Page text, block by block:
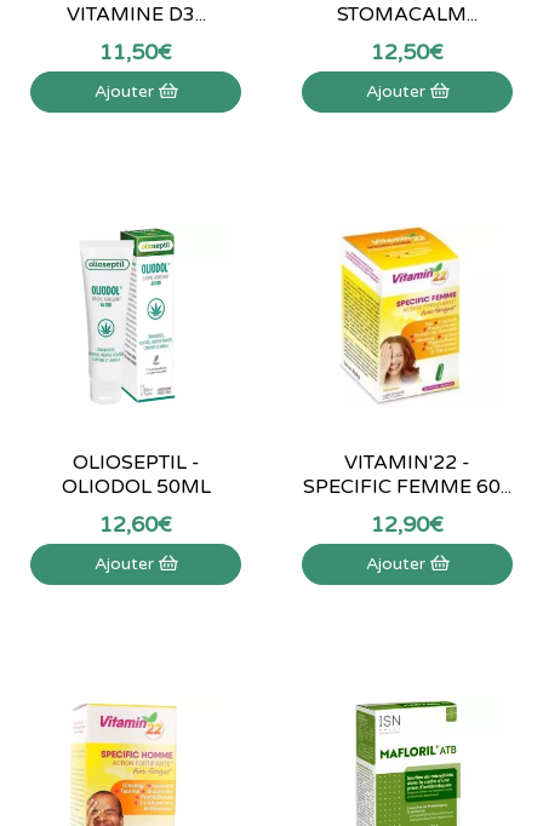
VITAMINE D3...
11,50€
Ajouter
STOMACALM...
12,50€
Ajouter
OLIOSEPTIL -
OLIODOL 50ML
12,60€
Ajouter
VITAMIN'22 -
SPECIFIC FEMME 60...
12,90€
Ajouter